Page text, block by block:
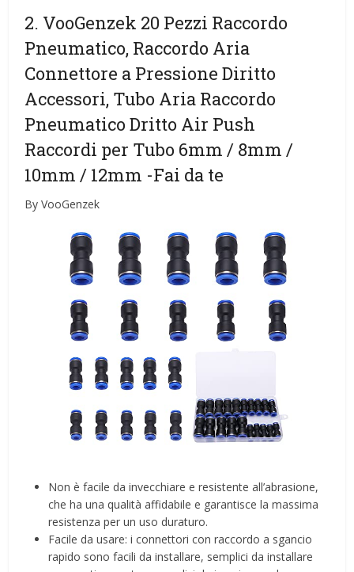
2. VooGenzek 20 Pezzi Raccordo
Pneumatico, Raccordo Aria
Connettore a Pressione Diritto
Accessori, Tubo Aria Raccordo
Pneumatico Dritto Air Push
Raccordi per Tubo 6mm / 8mm /
10mm / 12mm -Fai da te
By VooGenzek
Non è facile da invecchiare e resistente all’abrasione,
che ha una qualità affidabile e garantisce la massima
resistenza per un uso duraturo.
Facile da usare: i connettori con raccordo a sgancio
rapido sono facili da installare, semplici da installare